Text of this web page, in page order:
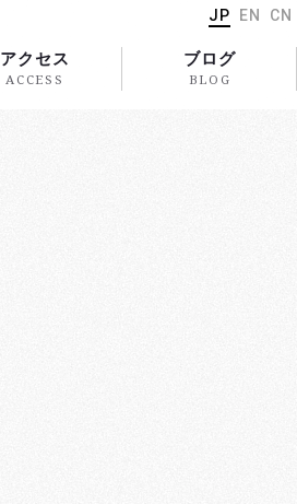
アクセス
ACCESS
ブログ
BLOG
JP EN CN